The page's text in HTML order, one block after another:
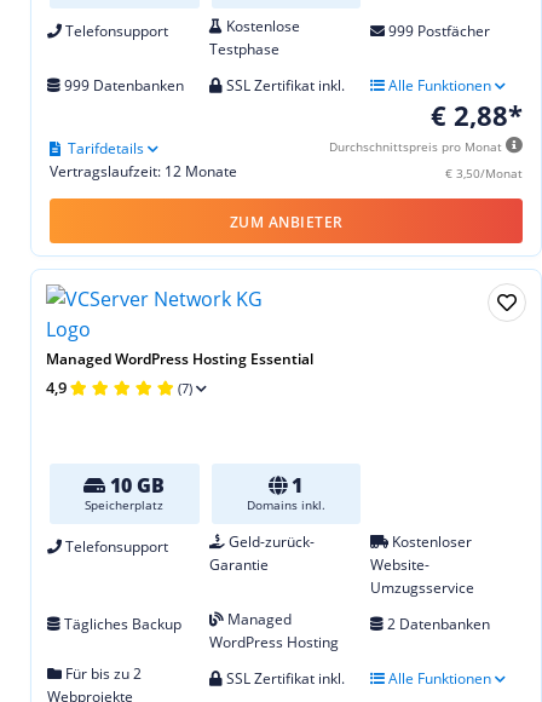
Telefonsupport
Kostenlose
Testphase
999 Postfächer
999 Datenbanken SSL Zertifikat inkl. Alle Funktionen
€ 2,88*
Durchschnittspreis pro Monat
€ 3,50/Monat
Vertragslaufzeit: 12 Monate
Tarifdetails
ZUM ANBIETER
Managed WordPress Hosting Essential
4,9 (7)
10 GB
Speicherplatz
1
Domains inkl.
Telefonsupport
Geld-zurück-
Garantie
Kostenloser
Website-
Umzugsservice
Tägliches Backup
Managed
WordPress Hosting
2 Datenbanken
Für bis zu 2
Webprojekte
SSL Zertifikat inkl. Alle Funktionen